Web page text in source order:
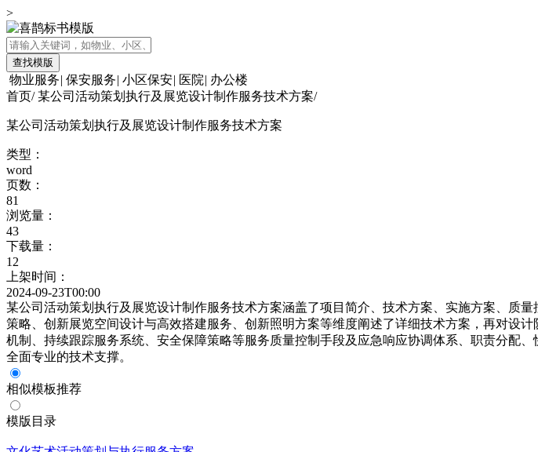
>
查找模版
物业服务| 保安服务| 小区保安| 医院| 办公楼
首页/ 某公司活动策划执行及展览设计制作服务技术方案/
某公司活动策划执行及展览设计制作服务技术方案
类型：
word
页数：
81
浏览量：
43
下载量：
12
上架时间：
2024-09-23T00:00
某公司活动策划执行及展览设计制作服务技术方案涵盖了项目简介、技术方案、实施方案、质
策略、创新展览空间设计与高效搭建服务、创新照明方案等维度阐述了详细技术方案，再对设
机制、持续跟踪服务系统、安全保障策略等服务质量控制手段及应急响应协调体系、职责分配
全面专业的技术支撑。
相似模板推荐
模版目录